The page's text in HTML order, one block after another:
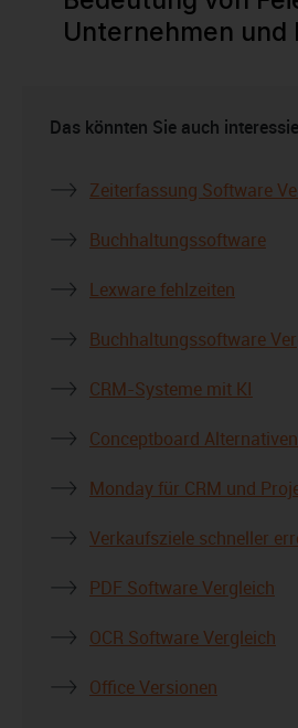
Unternehmen
Das könnten Sie auch
Zeiterfassung Software
Buchhaltungssoftware
Lexware fehlzeiten
Buchhaltungssoftware
CRM-Systeme mit KI
Conceptboard Alternativen
Monday für CRM und
Verkaufsziele schneller
PDF Software Vergleich
OCR Software Vergleich
Office Versionen